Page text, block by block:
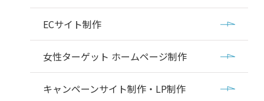
ECサイト制作
女性ターゲット ホームページ制作
キャンペーンサイト制作・LP制作